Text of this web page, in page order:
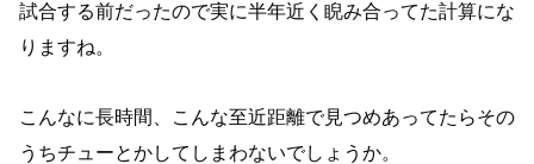
試合する前だったので実に半年近く睨み合ってた計算にな
りますね。
こんなに長時間、こんな至近距離で見つめあってたらその
うちチューとかしてしまわないでしょうか。